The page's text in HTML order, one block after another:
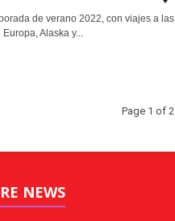
de verano 2022, con viajes a las
Alaska y...
Page 1 of 2
NEWS